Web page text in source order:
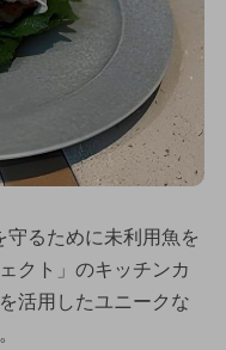
るために未利用魚を
クト」のキッチンカ
活用したユニークな